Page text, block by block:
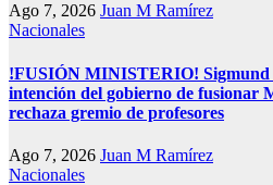
Ago 7, 2026 Juan M Ramírez
Nacionales
!FUSIÓN MINISTERIO! Sigmund
intención del gobierno de
rechaza gremio de profesores
Ago 7, 2026 Juan M Ramírez
Nacionales